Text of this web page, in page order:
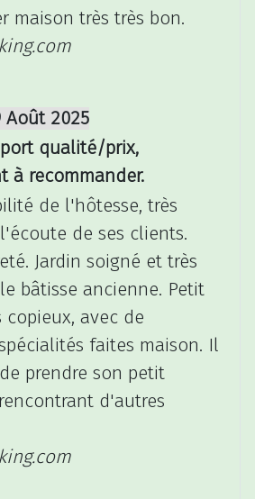
maison très très bon.
Août 2025
qualité/prix,
à recommander.
de l'hôtesse, très
de ses clients.
Jardin soigné et très
bâtisse ancienne. Petit
avec de
faites maison. Il
prendre son petit
d'autres